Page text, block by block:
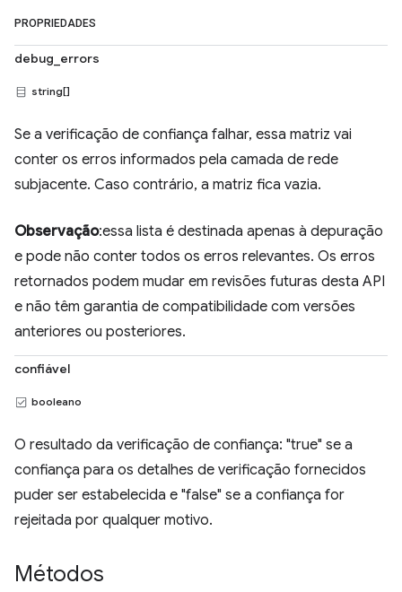
PROPRIEDADES
debug_errors
string[]
Se a verificação de confiança falhar, essa matriz vai
conter os erros informados pela camada de rede
subjacente. Caso contrário, a matriz fica vazia.
Observação:essa lista é destinada apenas à depuração
e pode não conter todos os erros relevantes. Os erros
retornados podem mudar em revisões futuras desta API
e não têm garantia de compatibilidade com versões
anteriores ou posteriores.
confiável
booleano
O resultado da verificação de confiança: "true" se a
confiança para os detalhes de verificação fornecidos
puder ser estabelecida e "false" se a confiança for
rejeitada por qualquer motivo.
Métodos